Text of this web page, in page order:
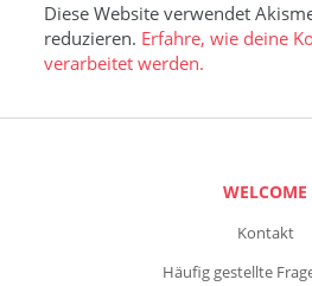
Diese Website verwendet
reduzieren. Erfahre, wie deine
verarbeitet werden.
WELCOME
Kontakt
Häufig gestellte